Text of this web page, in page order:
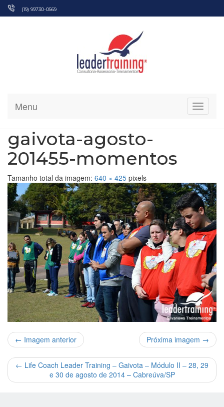
Pular
(19) 99730-0569
Menu
gaivota-agosto-
201455-momentos
Tamanho total da imagem: 640 × 425 pixels
← Imagem anterior Próxima imagem →
← Life Coach Leader Training – Gaivota – Módulo II – 28, 29
e 30 de agosto de 2014 – Cabreúva/SP